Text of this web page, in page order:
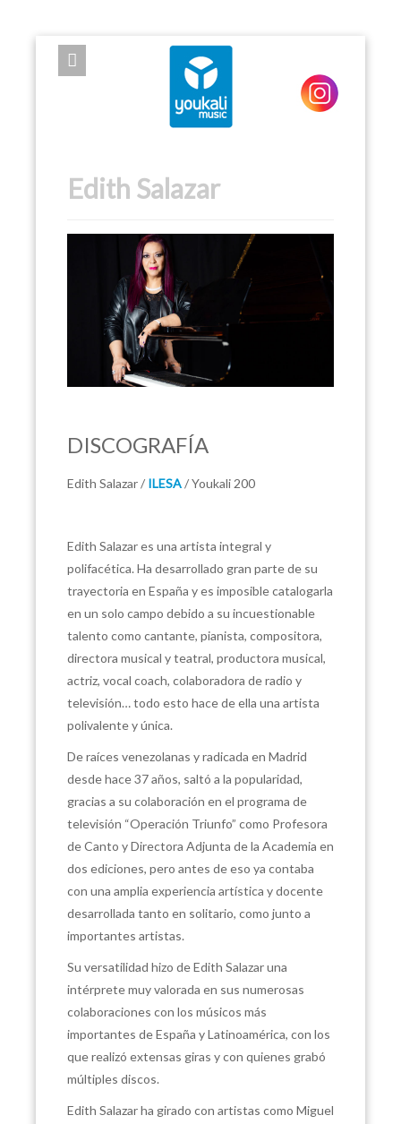
EXPOSE FRAMEWORK FOR JOOMLA 2.5 AND 3.0+
Edith Salazar
DISCOGRAFÍA
Edith Salazar / ILESA/ Youkali 200
Edith Salazar es una artista integral y
polifacética. Ha desarrollado gran parte de su
trayectoria en España y es imposible catalogarla
en un solo campo debido a su incuestionable
talento como cantante, pianista, compositora,
directora musical y teatral, productora musical,
actriz, vocal coach, colaboradora de radio y
televisión… todo esto hace de ella una artista
polivalente y única.
De raíces venezolanas y radicada en Madrid
desde hace 37 años, saltó a la popularidad,
gracias a su colaboración en el programa de
televisión “Operación Triunfo” como Profesora
de Canto y Directora Adjunta de la Academia en
dos ediciones, pero antes de eso ya contaba
con una amplia experiencia artística y docente
desarrollada tanto en solitario, como junto a
importantes artistas.
Su versatilidad hizo de Edith Salazar una
intérprete muy valorada en sus numerosas
colaboraciones con los músicos más
importantes de España y Latinoamérica, con los
que realizó extensas giras y con quienes grabó
múltiples discos.
Edith Salazar ha girado con artistas como Miguel